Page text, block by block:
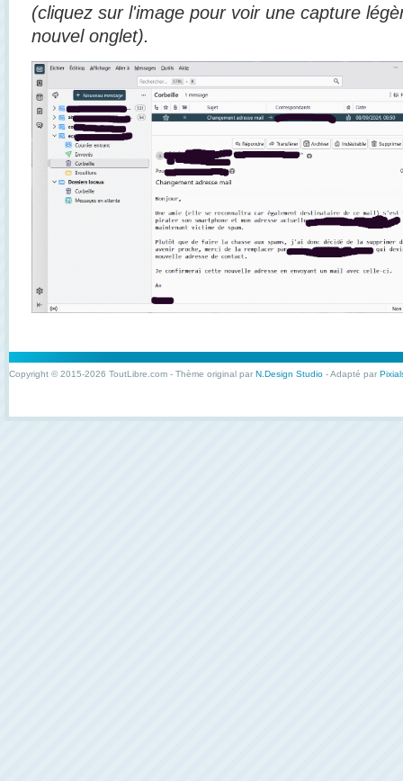
(cliquez sur l'image pour voir une capture
nouvel onglet).
Copyright © 2015-2026 ToutLibre.com - Thème original par N.Design Studio - Adapté par